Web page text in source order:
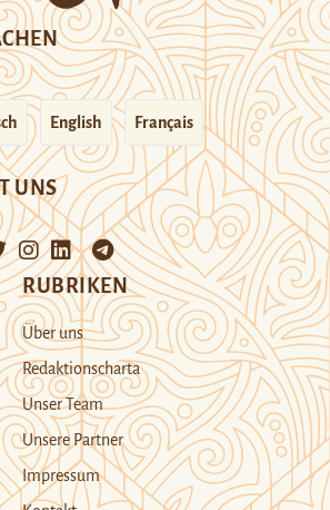
English Français
UNS
RUBRIKEN
Über uns
Redaktionscharta
Unser Team
Unsere Partner
Impressum